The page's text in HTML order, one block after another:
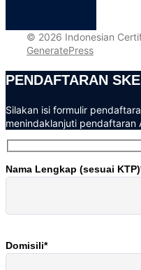
© 2026 Indonesian
GeneratePress
PENDAFTARAN
Silakan isi formulir
menindaklanjuti pendaftaran
Nama Lengkap (sesuai
Domisili*